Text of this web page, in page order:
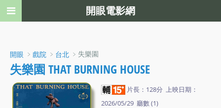
開眼 ﹥ 戲院 ﹥ 台北 ﹥失樂園
失樂園 THAT BURNING HOUSE
片長：128分 上映日期：
2026/05/29 廳數 (1)
開眼電影網